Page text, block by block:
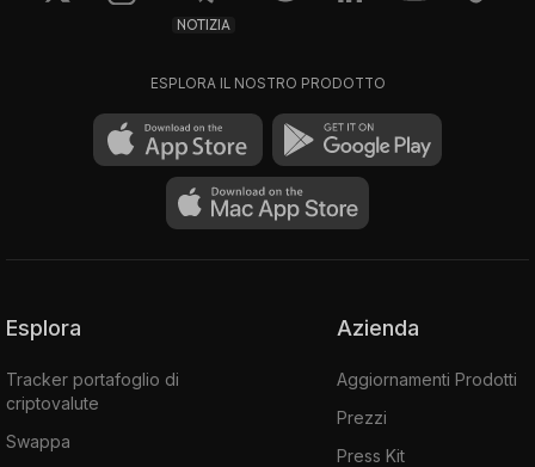
NOTIZIA
ESPLORA IL NOSTRO PRODOTTO
Esplora
Tracker portafoglio di
criptovalute
Swappa
Azienda
Aggiornamenti Prodotti
Prezzi
Press Kit